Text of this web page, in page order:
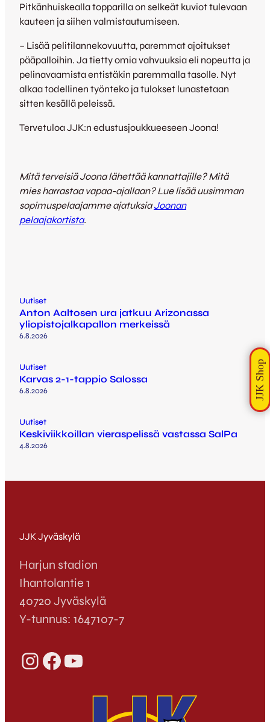
Pitkänhuiskealla topparilla on selkeät kuviot tulevaan
kauteen ja siihen valmistautumiseen.
– Lisää pelitilannekovuutta, paremmat ajoitukset
pääpalloihin. Ja tietty omia vahvuuksia eli nopeutta ja
pelinavaamista entistäkin paremmalla tasolle. Nyt
alkaa todellinen työnteko ja tulokset lunastetaan
sitten kesällä peleissä.
Tervetuloa JJK:n edustusjoukkueeseen Joona!
Mitä terveisiä Joona lähettää kannattajille? Mitä
mies harrastaa vapaa-ajallaan? Lue lisää uusimman
sopimuspelaajamme ajatuksiaJoonan
pelaajakortista.
Uutiset
Anton Aaltosen ura jatkuu Arizonassa
yliopistojalkapallon merkeissä
6.8.2026
Uutiset
Karvas 2-1-tappio Salossa
6.8.2026
Uutiset
Keskiviikkoillan vieraspelissä vastassa SalPa
4.8.2026
JJK Jyväskylä
Harjun stadion
Ihantolantie 1
40720 Jyväskylä
Y-tunnus: 1647107-7
InstagramFacebook YouTube